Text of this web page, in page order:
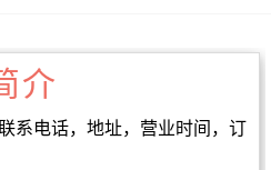
介
系电话，地址，营业时间，订